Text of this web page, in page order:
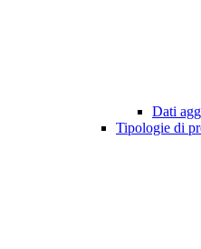
Dati
Tipologie di